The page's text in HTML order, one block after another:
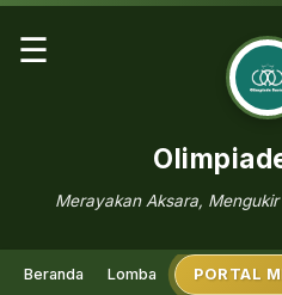
☰
Merayakan Aksara,
Beranda Lomba PORTAL